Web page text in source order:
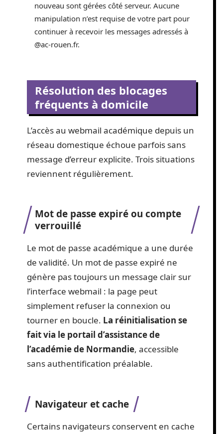
nouveau sont gérées côté serveur. Aucune
manipulation n’est requise de votre part pour
continuer à recevoir les messages adressés à
@ac-rouen.fr.
Résolution des blocages
fréquents à domicile
L’accès au webmail académique depuis un
réseau domestique échoue parfois sans
message d’erreur explicite. Trois situations
reviennent régulièrement.
Mot de passe expiré ou compte
verrouillé
Le mot de passe académique a une durée
de validité. Un mot de passe expiré ne
génère pas toujours un message clair sur
l’interface webmail : la page peut
simplement refuser la connexion ou
tourner en boucle. La réinitialisation se
fait via le portail d’assistance de
l’académie de Normandie, accessible
sans authentification préalable.
Navigateur et cache
Certains navigateurs conservent en cache